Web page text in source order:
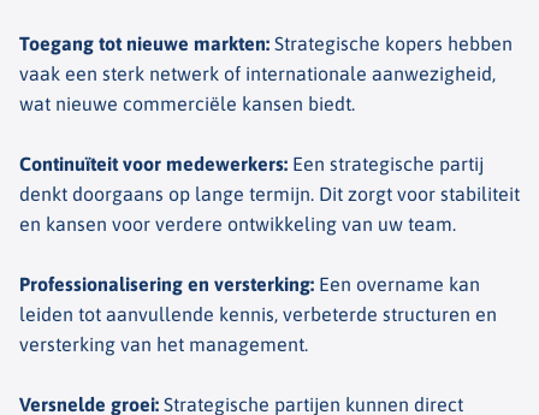
Toegang tot nieuwe markten: Strategische kopers hebben
vaak een sterk netwerk of internationale aanwezigheid,
wat nieuwe commerciële kansen biedt.
Continuïteit voor medewerkers: Een strategische partij
denkt doorgaans op lange termijn. Dit zorgt voor stabiliteit
en kansen voor verdere ontwikkeling van uw team.
Professionalisering en versterking: Een overname kan
leiden tot aanvullende kennis, verbeterde structuren en
versterking van het management.
Versnelde groei: Strategische partijen kunnen direct